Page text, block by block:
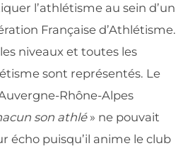
l’athlétisme au sein d’un
Française d’Athlétisme.
niveaux et toutes les
sont représentés. Le
Rhône-Alpes
son athlé » ne pouvait
écho puisqu’il anime le club